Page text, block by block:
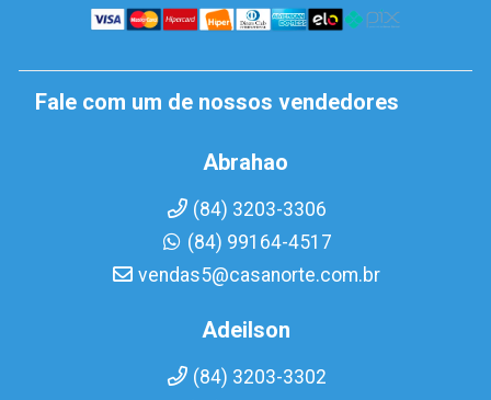
Fale com um de nossos vendedores
Abrahao
(84) 3203-3306
(84) 99164-4517
vendas5@casanorte.com.br
Adeilson
(84) 3203-3302